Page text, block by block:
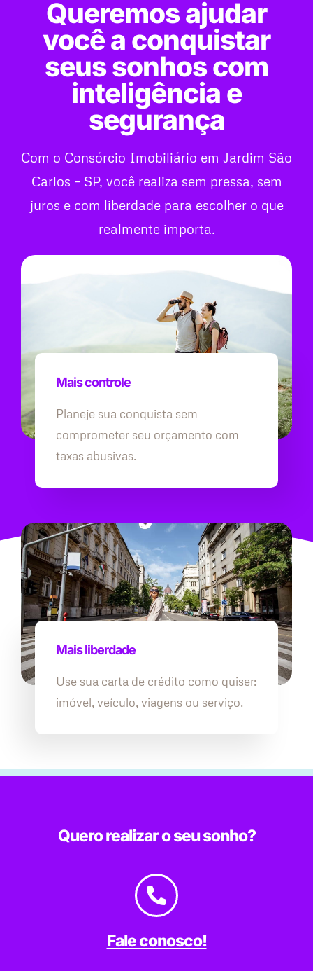
Queremos ajudar
você a conquistar
seus sonhos com
inteligência e
segurança
Com o Consórcio Imobiliário em Jardim São
Carlos – SP, você realiza sem pressa, sem
juros e com liberdade para escolher o que
realmente importa.
Mais controle
Planeje sua conquista sem
comprometer seu orçamento com
taxas abusivas.
Mais liberdade
Use sua carta de crédito como quiser:
imóvel, veículo, viagens ou serviço.
Quero realizar o seu sonho?
Fale conosco!